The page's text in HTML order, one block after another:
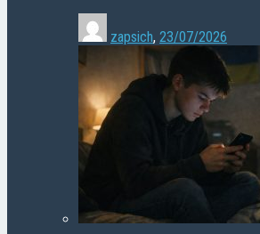
zapsich, 23/07/2026